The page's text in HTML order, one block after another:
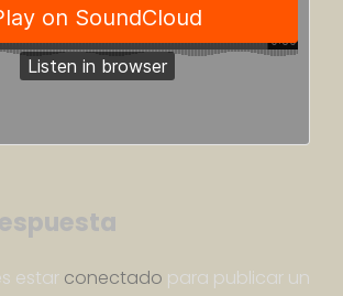
estar conectado para publicar un